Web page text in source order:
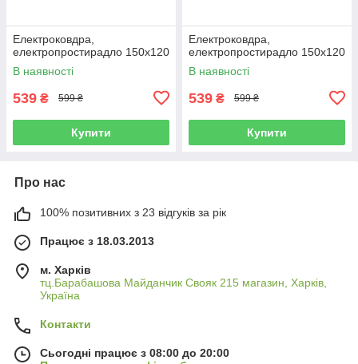
Електроковдра,
електропростирадло 150x120
В наявності
539 ₴ 599 ₴
Купити
Електроковдра,
електропростирадло 150x120
В наявності
539 ₴ 599 ₴
Купити
Про нас
100% позитивних з 23 відгуків за рік
Працює з 18.03.2013
м. Харків
тц.Барабашова Майданчик Свояк 215 магазин, Харків,
Україна
Контакти
Сьогодні працює з 08:00 до 20:00